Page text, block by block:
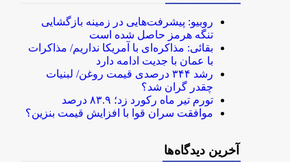
روبیو: پیشرفت‌هایی در زمینه بازگشایی
تنگه هرمز حاصل شده است
بقائی: مذاکره‌ای با آمریکا نداریم/ مذاکرات
با عمان با جدیت ادامه دارد
رشد ۳۴۴ درصدی قیمت روغن/ لبنیات
چقدر گران شد؟
تورم تیر ماه رکورد زد؛ ۸۳.۹ درصد
موافقت سران قوا با افزایش قیمت بنزین؟
آخرین دیدگاه‌ها